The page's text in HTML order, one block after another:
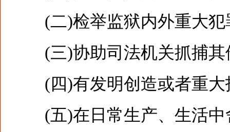
(二)检举监狱内外重大犯
(三)协助司法机关抓捕其
(四)有发明创造或者重大
(五)在日常生产、生活中